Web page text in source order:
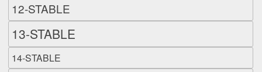
12-STABLE
13-STABLE
14-STABLE